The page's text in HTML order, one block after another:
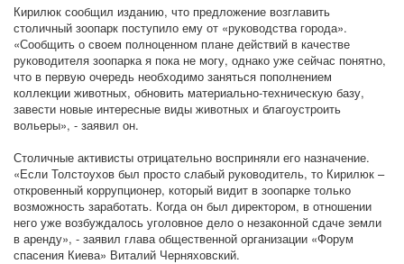
Кирилюк сообщил изданию, что предложение возглавить
столичный зоопарк поступило ему от «руководства города».
«Сообщить о своем полноценном плане действий в качестве
руководителя зоопарка я пока не могу, однако уже сейчас понятно,
что в первую очередь необходимо заняться пополнением
коллекции животных, обновить материально-техническую базу,
завести новые интересные виды животных и благоустроить
вольеры», - заявил он.
Столичные активисты отрицательно восприняли его назначение.
«Если Толстоухов был просто слабый руководитель, то Кирилюк –
откровенный коррупционер, который видит в зоопарке только
возможность заработать. Когда он был директором, в отношении
него уже возбуждалось уголовное дело о незаконной сдаче земли
в аренду», - заявил глава общественной организации «Форум
спасения Киева» Виталий Черняховский.